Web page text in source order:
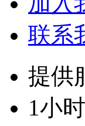
联系
提供
1小